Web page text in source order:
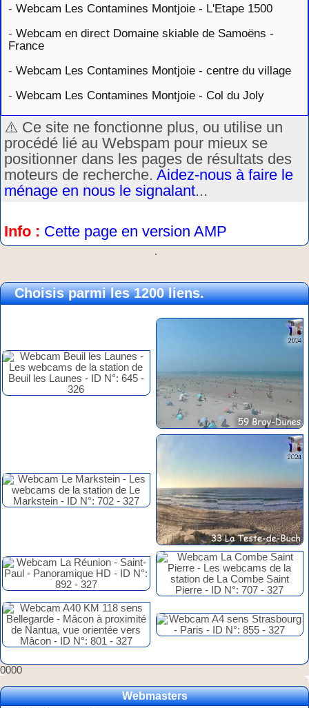
- Webcam Les Contamines Montjoie - L'Etape 1500
- Webcam en direct Domaine skiable de Samoëns -
France
- Webcam Les Contamines Montjoie - centre du village
- Webcam Les Contamines Montjoie - Col du Joly
⚠️ Ce site ne fonctionne plus, ou utilise un
procédé lié au Webspam pour mieux se
positionner dans les pages de résultats des
moteurs de recherche. Aidez-nous à faire le
ménage en nous le signalant...
Info : Cette page en version AMP
.
Choisis parmi les 1200 liens.
0000
Webmasters